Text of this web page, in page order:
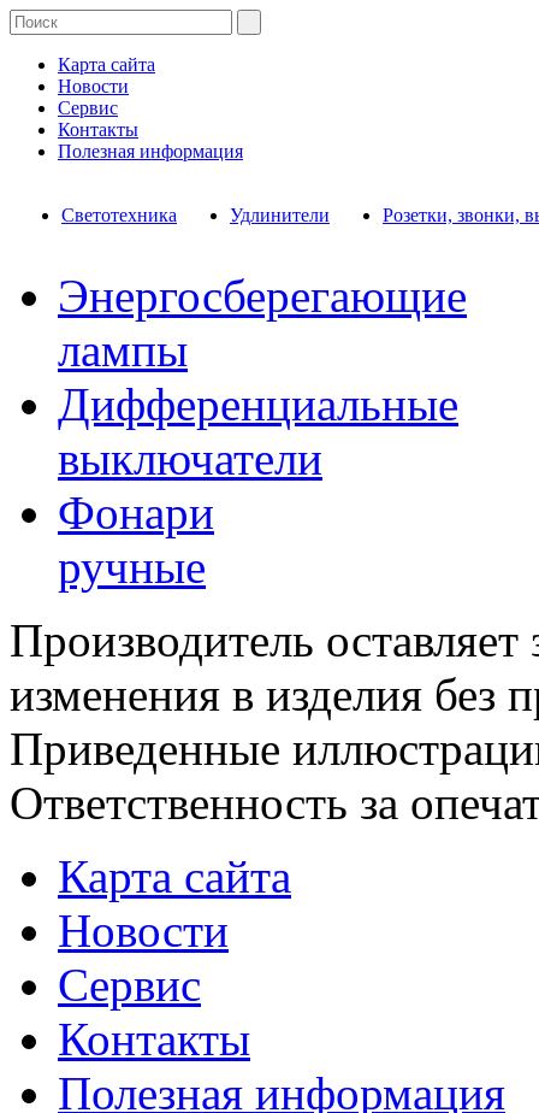
Карта сайта
Новости
Сервис
Контакты
Полезная информация
Светотехника Удлинители Розетки, звонки,
Энергосберегающие
лампы
Дифференциальные
выключатели
Фонари
ручные
Производитель
изменения в изделия без
Приведенные
Ответственность за
Карта сайта
Новости
Сервис
Контакты
Полезная информация